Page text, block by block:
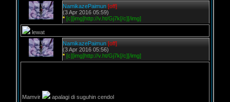
NamikazePaimun [off]
(3 Apr 2016 05:59)
* [c][img]http://v.ht/Gj7k[/c][/img]
lewat
NamikazePaimun [off]
(3 Apr 2016 05:56)
* [c][img]http://v.ht/Gj7k[/c][/img]
Mamvir apalagi di suguhin cendol